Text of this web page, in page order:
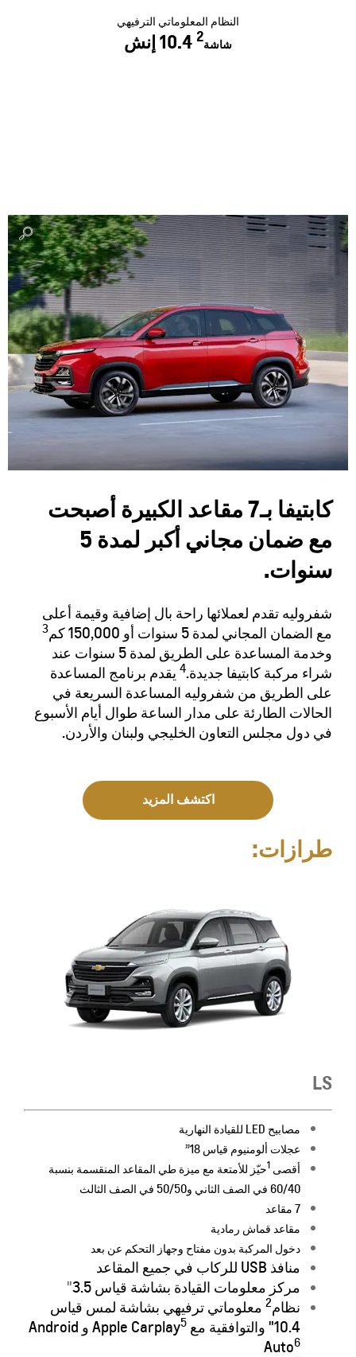
النظام المعلوماتي الترفيهي
شاشة2
كابتيفا بـ7 مقاعد الكبيرة أصبحت
مع ضمان مجاني أكبر لمدة 5
سنوات.
شفروليه تقدم لعملائها راحة بال إضافية وقيمة أعلى
مع الضمان المجاني لمدة 5 سنوات أو 150,000 كم
3
وخدمة المساعدة على الطريق لمدة 5 سنوات عند
شراء مركبة كابتيفا جديدة.4 يقدم برنامج المساعدة
على الطريق من شفروليه المساعدة السريعة في
الحالات الطارئة على مدار الساعة طوال أيام الأسبوع
في دول مجلس التعاون الخليجي ولبنان والأردن.
اكتشف المزيد
طرازات:
LS
مصابيح LED للقيادة النهارية
عجلات ألومنيوم قياس 18”
أقصى 1حيّز للأمتعة مع ميزة طي المقاعد المنقسمة بنسبة
60/40 في الصف الثاني و50/50 في الصف الثالث
7 مقاعد
مقاعد قماش رمادية
دخول المركبة بدون مفتاح وجهاز التحكم عن بعد
منافذ USB للركاب في جميع المقاعد
مركز معلومات القيادة بشاشة قياس 3.5
"
نظام2 معلوماتي ترفيهي بشاشة لمس قياس
10.4" والتوافقية مع Apple Carplay
5
و Android
Auto6